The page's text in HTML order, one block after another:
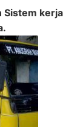
Sistem kerja